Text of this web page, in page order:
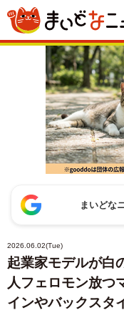
まいどな
2026.06.02(Tue)
起業家モデルが
人フェロモン放
インやバックスタ